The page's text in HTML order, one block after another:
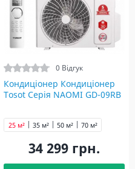
0 Відгук
Кондиціонер Кондиціонер
Tosot Серія NAOMI GD-09RB
25 м² 35 м² 50 м² 70 м²
34 299 грн.